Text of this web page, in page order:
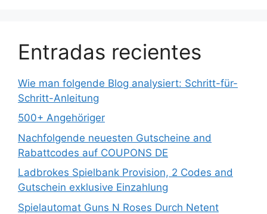
Entradas recientes
Wie man folgende Blog analysiert: Schritt-für-
Schritt-Anleitung
500+ Angehöriger
Nachfolgende neuesten Gutscheine and
Rabattcodes auf COUPONS DE
Ladbrokes Spielbank Provision, 2 Codes and
Gutschein exklusive Einzahlung
Spielautomat Guns N Roses Durch Netent